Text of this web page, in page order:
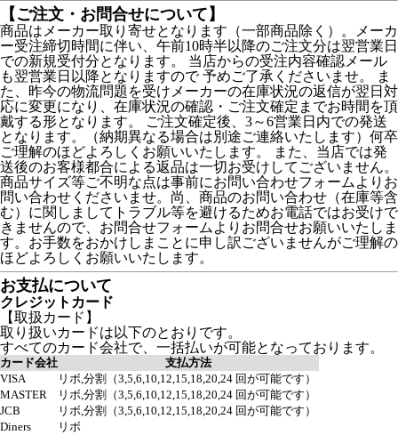
【ご注文・お問合せについて】
商品はメーカー取り寄せとなります（一部商品除く）。メーカ
ー受注締切時間に伴い、午前10時半以降のご注文分は翌営業日
での新規受付分となります。 当店からの受注内容確認メール
も翌営業日以降となりますので 予めご了承くださいませ。 ま
た、昨今の物流問題を受けメーカーの在庫状況の返信が翌日対
応に変更になり、在庫状況の確認・ご注文確定までお時間を頂
戴する形となります。 ご注文確定後、3～6営業日内での発送
となります。（納期異なる場合は別途ご連絡いたします）何卒
ご理解のほどよろしくお願いいたします。 また、当店では発
送後のお客様都合による返品は一切お受けしてございません。
商品サイズ等ご不明な点は事前にお問い合わせフォームよりお
問い合わせくださいませ。尚、商品のお問い合わせ（在庫等含
む）に関しましてトラブル等を避けるためお電話ではお受けで
きませんので、お問合せフォームよりお問合せお願いいたしま
す。お手数をおかけしまことに申し訳ございませんがご理解の
ほどよろしくお願いいたします。
お支払について
クレジットカード
【取扱カード】
取り扱いカードは以下のとおりです。
すべてのカード会社で、一括払いが可能となっております。
カード会社
支払方法
VISA
リボ,分割（3,5,6,10,12,15,18,20,24 回が可能です）
MASTER
リボ,分割（3,5,6,10,12,15,18,20,24 回が可能です）
JCB
リボ,分割（3,5,6,10,12,15,18,20,24 回が可能です）
Diners
リボ